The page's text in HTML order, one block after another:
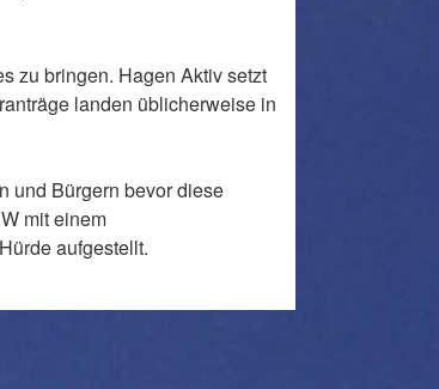
zu bringen. Hagen Aktiv setzt
landen üblicherweise in
und Bürgern bevor diese
mit einem
aufgestellt.